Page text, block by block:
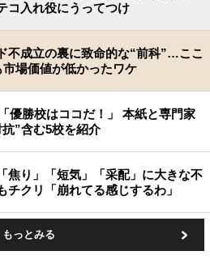
コ入れ役にうってつけ
不成立の裏に致命的な“前科”…ここ
市場価値が低かったワケ
優勝校はココだ！」 本紙と専門家
”含む5校を紹介
焦り」「短気」「采配」に大きな不
クリ「崩れてる感じするわ」
もっとみる